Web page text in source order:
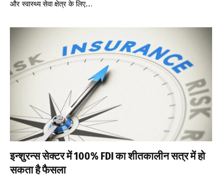
और स्वास्थ्य सेवा क्षेत्र के लिए…
इन्शुरन्स सेक्टर में 100% FDI का शीतकालीन सत्र में हो
सकता है फैसला